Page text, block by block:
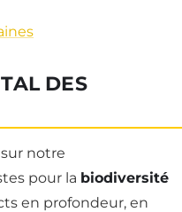
DES
notre
pour la biodiversité
en profondeur, en